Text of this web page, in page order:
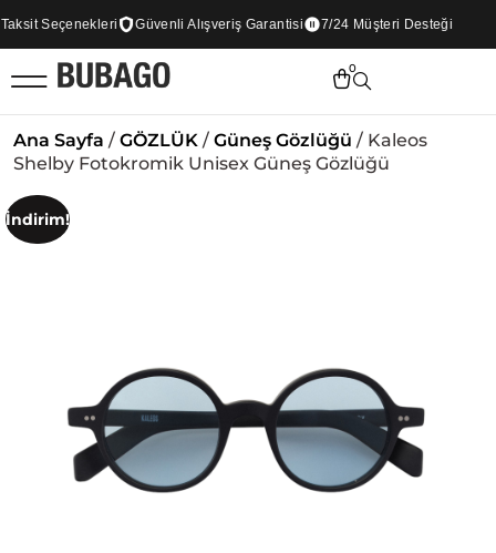
Seçenekleri Güvenli Alışveriş Garantisi 7/24 Müşteri Desteği
0
Ana Sayfa / GÖZLÜK / Güneş Gözlüğü / Kaleos
Shelby Fotokromik Unisex Güneş Gözlüğü
İndirim!